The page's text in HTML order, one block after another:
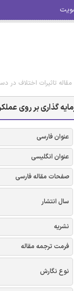
تاثیرات اختلاف در
گذاری بر روی
عنوان فارسی
عنوان انگلیسی
صفحات مقاله فارسی
سال انتشار
نشریه
فرمت ترجمه مقاله
نوع نگارش